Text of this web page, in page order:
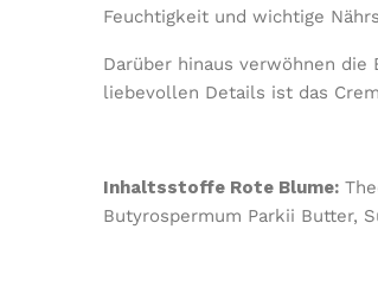
Feuchtigkeit und wichtige
Darüber hinaus verwöhnen
liebevollen Details ist das
Inhaltsstoffe Rote Blume:
Butyrospermum Parkii Butter,